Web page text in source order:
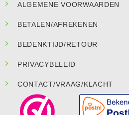
ALGEMENE VOORWAARDEN
BETALEN/AFREKENEN
BEDENKTIJD/RETOUR
PRIVACYBELEID
CONTACT/VRAAG/KLACHT